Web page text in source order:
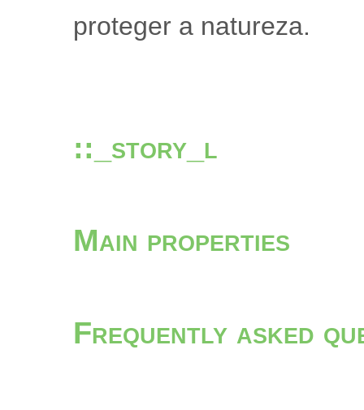
proteger a natureza.
::_story_l
Main properties
Frequently asked